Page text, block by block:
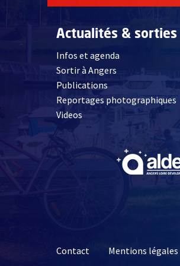
Actualités & sorties
Infos et agenda
Sortir à Angers
Publications
Reportages photographiques
Videos, Ouvre une nouvelle
Contact Mentions légales